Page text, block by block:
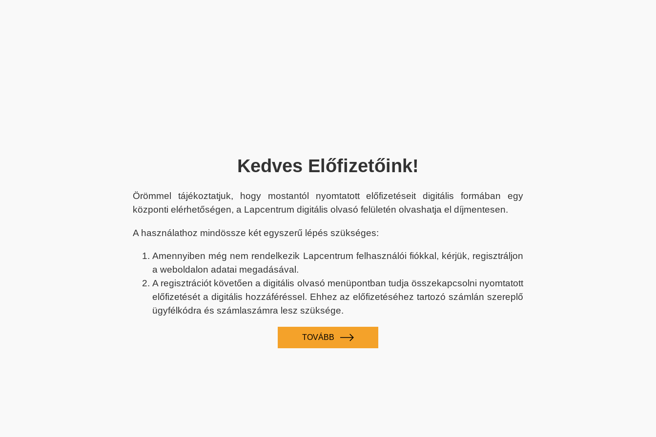
Kedves Előfizetőink!
Örömmel tájékoztatjuk, hogy mostantól nyomtatott előfizetéseit digitális formában egy
központi elérhetőségen, a Lapcentrum digitális olvasó felületén olvashatja el díjmentesen.
A használathoz mindössze két egyszerű lépés szükséges:
Amennyiben még nem rendelkezik Lapcentrum felhasználói fiókkal, kérjük, regisztráljon
a weboldalon adatai megadásával.
A regisztrációt követően a digitális olvasó menüpontban tudja összekapcsolni nyomtatott
előfizetését a digitális hozzáféréssel. Ehhez az előfizetéséhez tartozó számlán szereplő
ügyfélkódra és számlaszámra lesz szüksége.
TOVÁBB